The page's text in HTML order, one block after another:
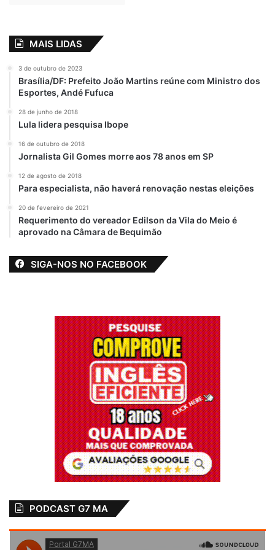
colocação de embarcações
internet dos carros que aguardam para a
travessia, a obrigatoriedade de uma equipe
situação de emergência, a instalação de
mais confortáveis, a redução no tempo de
passagem, a instalação de posto
Baixada e caixas eletrônicos nos pontos de
embarque.
O prefeito de Pinheiro, Luciano Genésio,
parceria da Assembleia Legislativa, do
governo do Estado e Prefeitura de Pinheiro,
em prol das pessoas que utilizam o serviço.
“A audiência foi uma oportunidade para
ouvirmos os relatos dos usuários e
buscarmos as melhorias desejadas”, frisou.
A audiência pública realizada em Pinheiro
contou com a presença de representantes
da sociedade civil. De acordo com o diretor
MAIS LIDAS
3 de outubro de 2023
Brasília/DF: Prefeito João Martins reúne com Ministro dos
Esportes, Andé Fufuca
28 de junho de 2018
Lula lidera pesquisa Ibope
16 de outubro de 2018
Jornalista Gil Gomes morre aos 78 anos em SP
12 de agosto de 2018
Para especialista, não haverá renovação nestas eleições
20 de fevereiro de 2021
Requerimento do vereador Edilson da Vila do Meio é
aprovado na Câmara de Bequimão
SIGA-NOS NO FACEBOOK
PODCAST G7 MA